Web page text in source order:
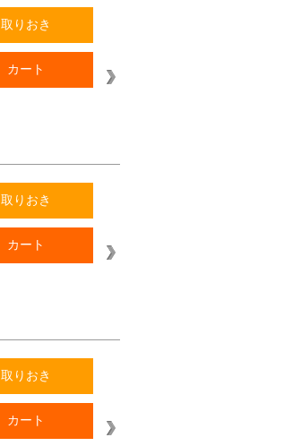
取りおき
カート
取りおき
カート
取りおき
カート